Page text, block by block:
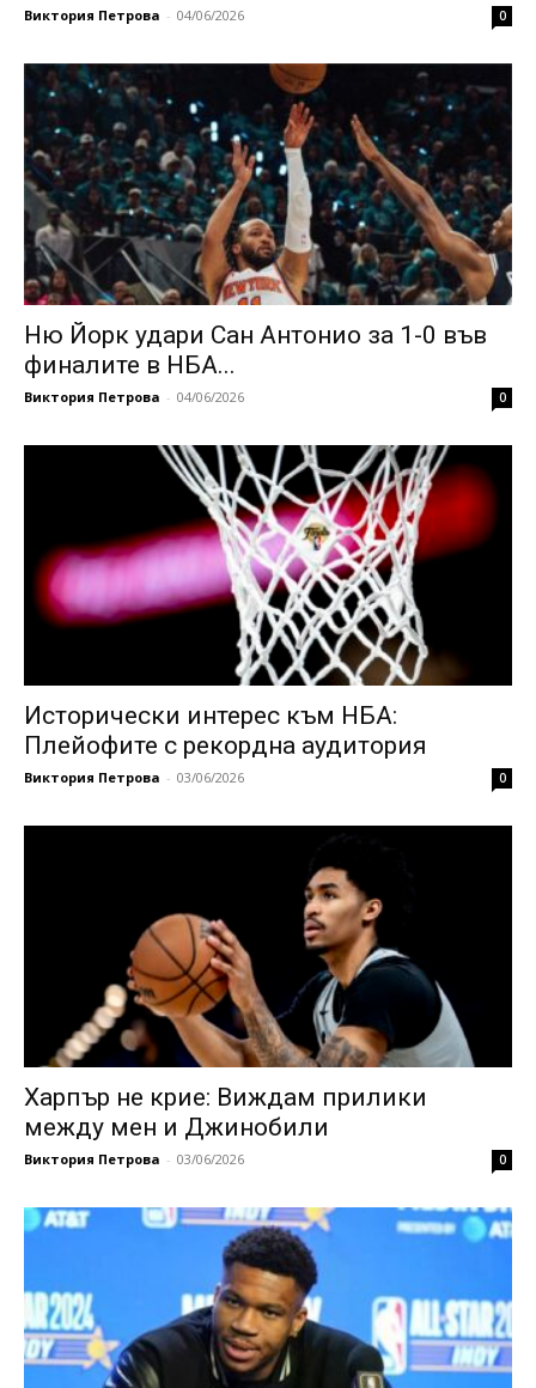
Виктория Петрова - 04/06/2026 0
Ню Йорк удари Сан Антонио за 1-0 във
финалите в НБА...
Виктория Петрова - 04/06/2026 0
Исторически интерес към НБА:
Плейофите с рекордна аудитория
Виктория Петрова - 03/06/2026 0
Харпър не крие: Виждам прилики
между мен и Джинобили
Виктория Петрова - 03/06/2026 0